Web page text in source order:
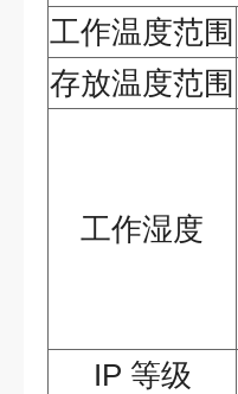
工作温度范围
存放温度范围
工作湿度
IP 等级